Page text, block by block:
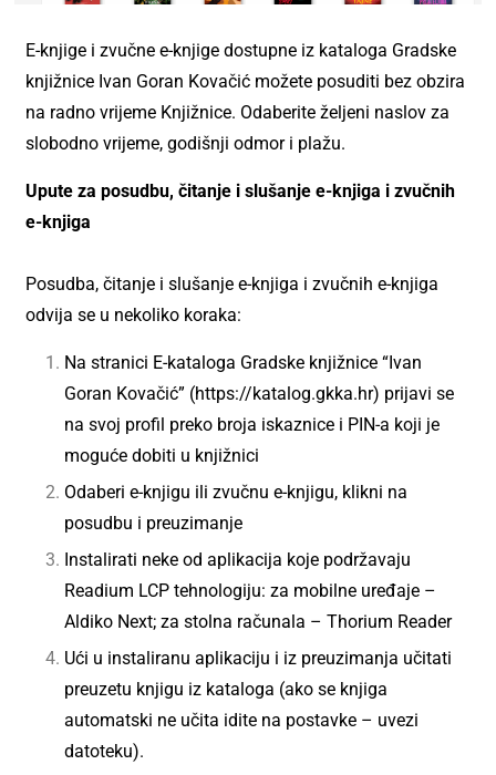
E-knjige i zvučne e-knjige dostupne iz kataloga Gradske
knjižnice Ivan Goran Kovačić možete posuditi bez obzira
na radno vrijeme Knjižnice. Odaberite željeni naslov za
slobodno vrijeme, godišnji odmor i plažu.
Upute za posudbu, čitanje i slušanje e-knjiga i zvučnih
e-knjiga
Posudba, čitanje i slušanje e-knjiga i zvučnih e-knjiga
odvija se u nekoliko koraka:
Na stranici E-kataloga Gradske knjižnice “Ivan
Goran Kovačić” (https://katalog.gkka.hr) prijavi se
na svoj profil preko broja iskaznice i PIN-a koji je
moguće dobiti u knjižnici
Odaberi e-knjigu ili zvučnu e-knjigu, klikni na
posudbu i preuzimanje
Instalirati neke od aplikacija koje podržavaju
Readium LCP tehnologiju: za mobilne uređaje –
Aldiko Next; za stolna računala – Thorium Reader
Ući u instaliranu aplikaciju i iz preuzimanja učitati
preuzetu knjigu iz kataloga (ako se knjiga
automatski ne učita idite na postavke – uvezi
datoteku).